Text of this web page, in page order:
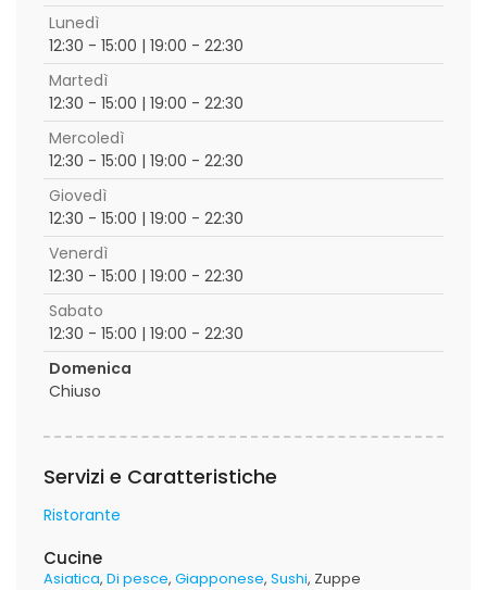
Lunedì
12:30 - 15:00 | 19:00 - 22:30
Martedì
12:30 - 15:00 | 19:00 - 22:30
Mercoledì
12:30 - 15:00 | 19:00 - 22:30
Giovedì
12:30 - 15:00 | 19:00 - 22:30
Venerdì
12:30 - 15:00 | 19:00 - 22:30
Sabato
12:30 - 15:00 | 19:00 - 22:30
Domenica
Chiuso
Servizi e Caratteristiche
Ristorante
Cucine
Asiatica Di pesce Giapponese Sushi Zuppe